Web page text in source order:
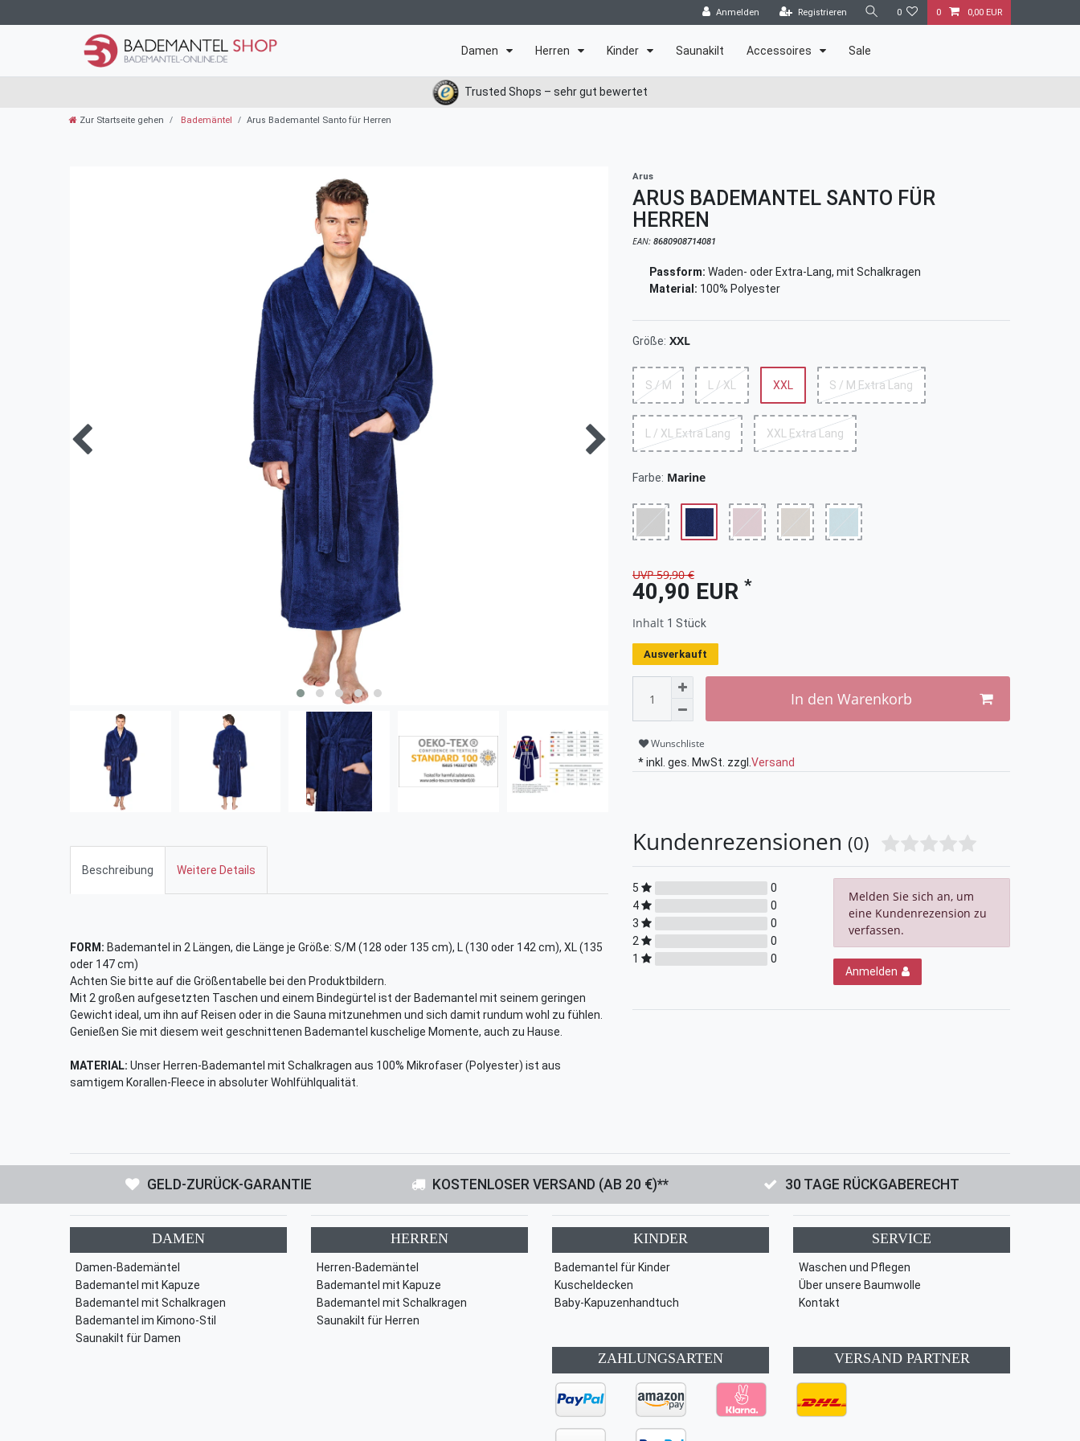
Anmelden Registrieren 0 0 0,00 EUR
Damen Herren Kinder Saunakilt Accessoires Sale
Trusted Shops – sehr gut bewertet
Zur Startseite gehen Bademäntel Arus Bademantel Santo für Herren
Arus
ARUS BADEMANTEL SANTO FÜR
HERREN
EAN: 8680908714081
Passform: Waden- oder Extra-Lang, mit Schalkragen
Material: 100% Polyester
Größe: XXL
S / M L / XL XXL S / M Extra Lang
L / XL Extra Lang XXL Extra Lang
Farbe: Marine
UVP 59,90 €
40,90 EUR *
Inhalt 1 Stück
Ausverkauft
In den Warenkorb
Wunschliste
* inkl. ges. MwSt. zzgl.Versand
Beschreibung Weitere Details
FORM: Bademantel in 2 Längen, die Länge je Größe: S/M (128 oder 135 cm), L (130 oder 142 cm), XL (135
oder 147 cm)
Achten Sie bitte auf die Größentabelle bei den Produktbildern.
Mit 2 großen aufgesetzten Taschen und einem Bindegürtel ist der Bademantel mit seinem geringen
Gewicht ideal, um ihn auf Reisen oder in die Sauna mitzunehmen und sich damit rundum wohl zu fühlen.
Genießen Sie mit diesem weit geschnittenen Bademantel kuschelige Momente, auch zu Hause.
MATERIAL: Unser Herren-Bademantel mit Schalkragen aus 100% Mikrofaser (Polyester) ist aus
samtigem Korallen-Fleece in absoluter Wohlfühlqualität.
Kundenrezensionen (0)
5
0
4
0
3
0
2
0
1
0
Melden Sie sich an, um
eine Kundenrezension zu
verfassen.
Anmelden
GELD-ZURÜCK-GARANTIE KOSTENLOSER VERSAND (AB 20 €)** 30 TAGE RÜCKGABERECHT
DAMEN
Damen-Bademäntel
Bademantel mit Kapuze
Bademantel mit Schalkragen
Bademantel im Kimono-Stil
Saunakilt für Damen
HERREN
Herren-Bademäntel
Bademantel mit Kapuze
Bademantel mit Schalkragen
Saunakilt für Herren
KINDER
Bademantel für Kinder
Kuscheldecken
Baby-Kapuzenhandtuch
SERVICE
Waschen und Pflegen
Über unsere Baumwolle
Kontakt
ZAHLUNGSARTEN VERSAND PARTNER